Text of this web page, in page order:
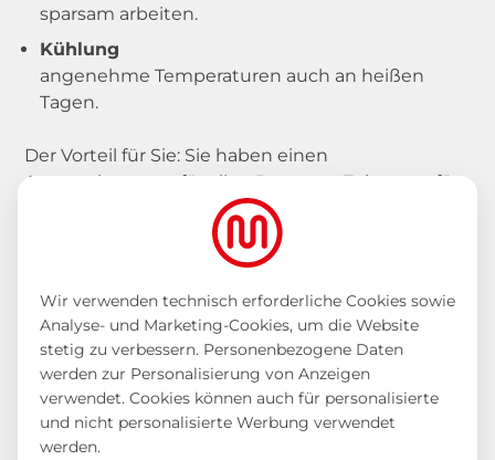
sparsam arbeiten.
Kühlung
angenehme Temperaturen auch an heißen
Tagen.
Der Vorteil für Sie: Sie haben einen
Ansprechpartner für alles. Das spart Zeit, sorgt für
klare Abläufe und garantiert, dass alle
Komponenten optimal zusammenspielen.
Die Energiewende beginnt zu Hause. Mit der
richtigen Technik senken Sie Ihre Energiekosten
und schonen gleichzeitig die Umwelt.
Wir verwenden technisch erforderliche Cookies sowie
Analyse- und Marketing-Cookies, um die Website
stetig zu verbessern. Personenbezogene Daten
werden zur Personalisierung von Anzeigen
verwendet. Cookies können auch für personalisierte
und nicht personalisierte Werbung verwendet
werden.